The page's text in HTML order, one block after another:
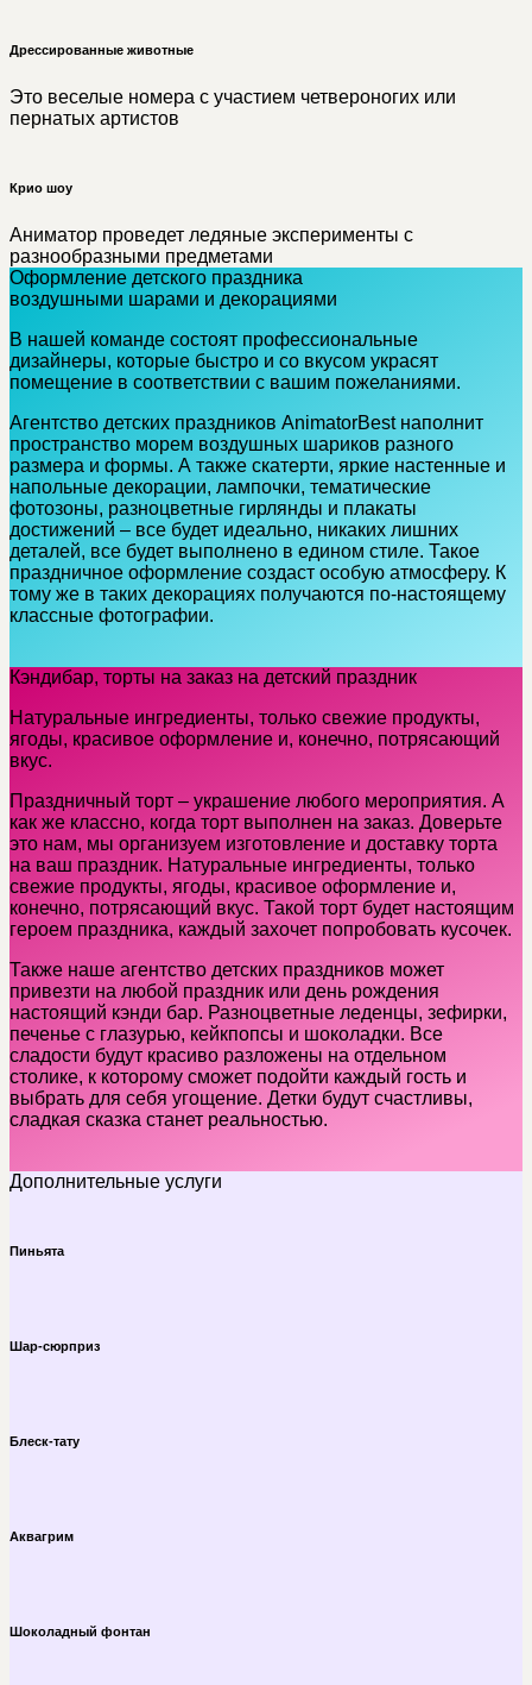
Дрессированные животные
Это веселые номера с участием четвероногих или
пернатых артистов
Крио шоу
Аниматор проведет ледяные эксперименты с
разнообразными предметами
Оформление детского праздника
воздушными шарами и декорациями
В нашей команде состоят профессиональные
дизайнеры, которые быстро и со вкусом украсят
помещение в соответствии с вашим пожеланиями.
Агентство детских праздников AnimatorBest наполнит
пространство морем воздушных шариков разного
размера и формы. А также скатерти, яркие настенные и
напольные декорации, лампочки, тематические
фотозоны, разноцветные гирлянды и плакаты
достижений – все будет идеально, никаких лишних
деталей, все будет выполнено в едином стиле. Такое
праздничное оформление создаст особую атмосферу. К
тому же в таких декорациях получаются по-настоящему
классные фотографии.
Кэндибар, торты на заказ на детский праздник
Натуральные ингредиенты, только свежие продукты,
ягоды, красивое оформление и, конечно, потрясающий
вкус.
Праздничный торт – украшение любого мероприятия. А
как же классно, когда торт выполнен на заказ. Доверьте
это нам, мы организуем изготовление и доставку торта
на ваш праздник. Натуральные ингредиенты, только
свежие продукты, ягоды, красивое оформление и,
конечно, потрясающий вкус. Такой торт будет настоящим
героем праздника, каждый захочет попробовать кусочек.
Также наше агентство детских праздников может
привезти на любой праздник или день рождения
настоящий кэнди бар. Разноцветные леденцы, зефирки,
печенье с глазурью, кейкпопсы и шоколадки. Все
сладости будут красиво разложены на отдельном
столике, к которому сможет подойти каждый гость и
выбрать для себя угощение. Детки будут счастливы,
сладкая сказка станет реальностью.
Дополнительные услуги
Пиньята
Шар-сюрприз
Блеск-тату
Аквагрим
Шоколадный фонтан